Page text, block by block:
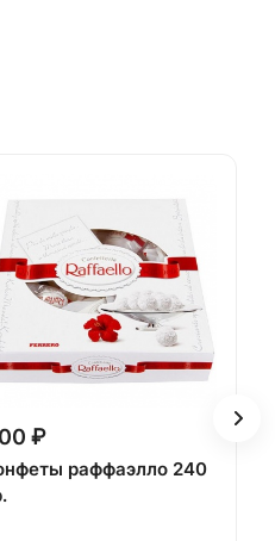
₽
раффаэлло 240